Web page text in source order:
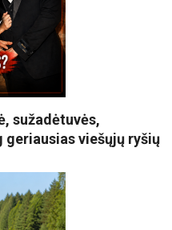
sužadėtuvės,
viešųjų ryšių